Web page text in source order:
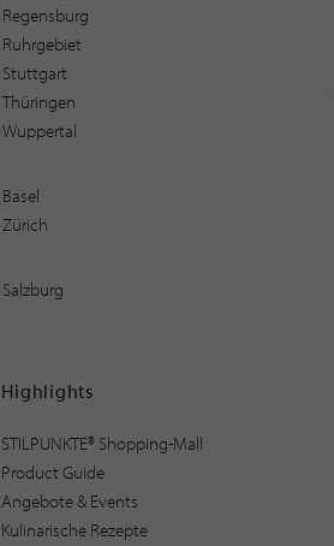
Regensburg
Ruhrgebiet
Stuttgart
Thüringen
Wuppertal
Basel
Zürich
Salzburg
Highlights
STILPUNKTE® Shopping-Mall
Product Guide
Angebote & Events
Kulinarische Rezepte